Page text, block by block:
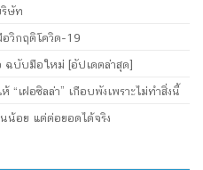
ริษัท
วิกฤติโควิด-19
ฉบับมือใหม่ [อัปเดตล่าสุด]
เฝอซิลล่า” เกือบพังเพราะไม่ทำสิ่งนี้
น้อย แต่ต่อยอดได้จริง